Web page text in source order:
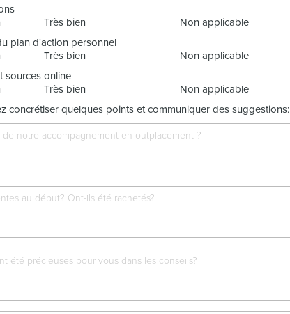
Très bien
Non applicable
plan d'action personnel
Très bien
Non applicable
sources online
Très bien
Non applicable
concrétiser quelques points et communiquer des suggestions: